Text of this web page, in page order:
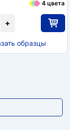
+
4 цвета
образцы